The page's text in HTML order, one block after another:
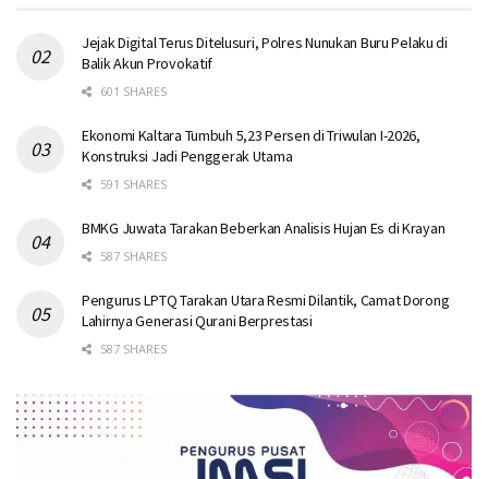
Jejak Digital Terus Ditelusuri, Polres Nunukan Buru Pelaku di
Balik Akun Provokatif
601 SHARES
Ekonomi Kaltara Tumbuh 5,23 Persen di Triwulan I-2026,
Konstruksi Jadi Penggerak Utama
591 SHARES
BMKG Juwata Tarakan Beberkan Analisis Hujan Es di Krayan
587 SHARES
Pengurus LPTQ Tarakan Utara Resmi Dilantik, Camat Dorong
Lahirnya Generasi Qurani Berprestasi
587 SHARES